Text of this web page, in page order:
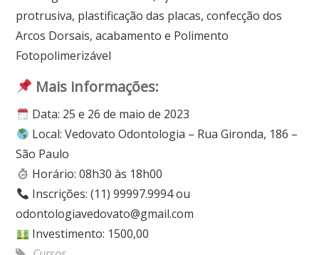
protrusiva, plastificação das placas, confecção dos
Arcos Dorsais, acabamento e Polimento
Fotopolimerizável
Mais informações:
Data: 25 e 26 de maio de 2023
Local: Vedovato Odontologia – Rua Gironda, 186 –
São Paulo
Horário: 08h30 às 18h00
Inscrições: (11) 99997.9994 ou
odontologiavedovato@gmail.com
Investimento: 1500,00